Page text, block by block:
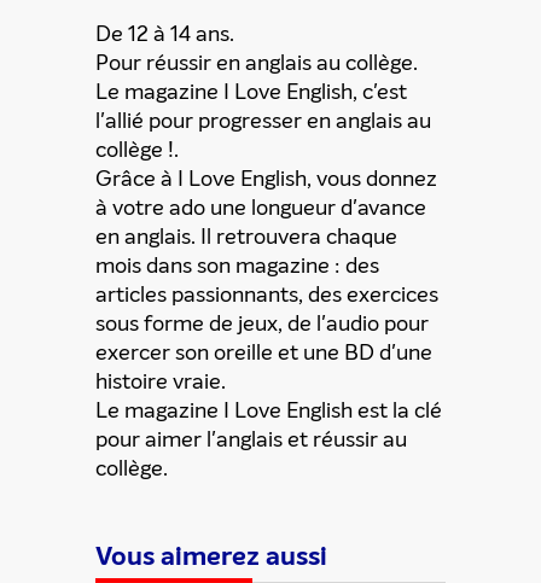
De 12 à 14 ans.
Pour réussir en anglais au collège.
Le magazine I Love English, c'est
l'allié pour progresser en anglais au
collège !.
Grâce à I Love English, vous donnez
à votre ado une longueur d'avance
en anglais. Il retrouvera chaque
mois dans son magazine : des
articles passionnants, des exercices
sous forme de jeux, de l'audio pour
exercer son oreille et une BD d'une
histoire vraie.
Le magazine I Love English est la clé
pour aimer l'anglais et réussir au
collège.
Vous aimerez aussi